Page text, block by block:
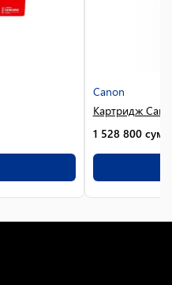
Canon
Картридж
1 528 800 сум